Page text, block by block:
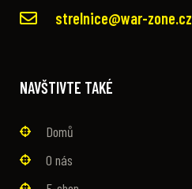
strelnice@war-zone.cz
NAVŠTIVTE TAKÉ
Domů
O nás